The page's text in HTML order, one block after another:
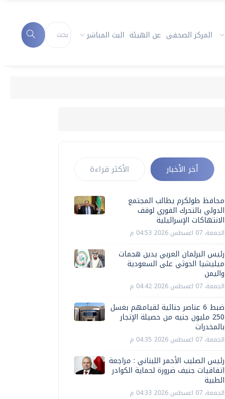
المركز الصحفى عن الهيئة البث المباشر
أخر الأخبار الأكثر قراءة
محافظ طولكرم يطالب المجتمع
الدولي بالتحرك الفوري لوقف
الانتهاكات الإسرائيلية
الجمعة، 07 اغسطس 2026 04:53 م
رئيس البرلمان العربي يدين هجمات
ميليشيا الحوثي على السعودية
واليمن
الجمعة، 07 اغسطس 2026 04:42 م
ضبط 6 عناصر جنائية لقيامهم بغسل
250 مليون جنيه من حصيلة الإتجار
بالمخدرات
الجمعة، 07 اغسطس 2026 04:35 م
رئيس الصليب الأحمر اللبناني : مراجعة
اتفاقيات جنيف ضرورة لحماية الكوادر
الطبية
الجمعة، 07 اغسطس 2026 04:33 م